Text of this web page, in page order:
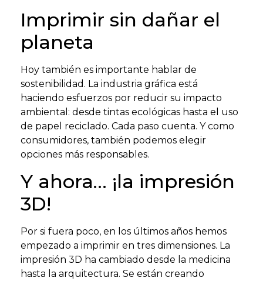
Imprimir sin dañar el
planeta
Hoy también es importante hablar de
sostenibilidad. La industria gráfica está
haciendo esfuerzos por reducir su impacto
ambiental: desde tintas ecológicas hasta el uso
de papel reciclado. Cada paso cuenta. Y como
consumidores, también podemos elegir
opciones más responsables.
Y ahora… ¡la impresión
3D!
Por si fuera poco, en los últimos años hemos
empezado a imprimir en tres dimensiones. La
impresión 3D ha cambiado desde la medicina
hasta la arquitectura. Se están creando